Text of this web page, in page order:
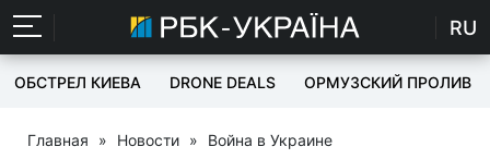
RU
ОБСТРЕЛ КИЕВА DRONE DEALS ОРМУЗСКИЙ ПРОЛИВ
Главная » Новости » Война в Украине